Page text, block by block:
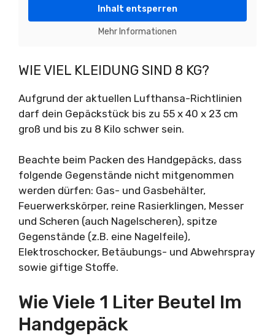
Inhalt entsperren
Mehr Informationen
WIE VIEL KLEIDUNG SIND 8 KG?
Aufgrund der aktuellen Lufthansa-Richtlinien
darf dein Gepäckstück bis zu 55 x 40 x 23 cm
groß und bis zu 8 Kilo schwer sein.
Beachte beim Packen des Handgepäcks, dass
folgende Gegenstände nicht mitgenommen
werden dürfen: Gas- und Gasbehälter,
Feuerwerkskörper, reine Rasierklingen, Messer
und Scheren (auch Nagelscheren), spitze
Gegenstände (z.B. eine Nagelfeile),
Elektroschocker, Betäubungs- und Abwehrspray
sowie giftige Stoffe.
Wie Viele 1 Liter Beutel Im
Handgepäck